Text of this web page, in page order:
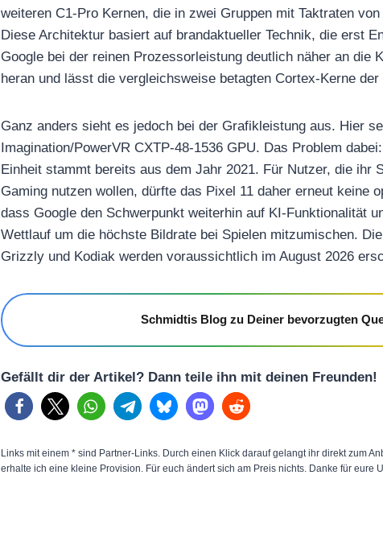
weiteren C1-Pro Kernen, die in zwei Gruppen mit Taktraten
Diese Architektur basiert auf brandaktueller Technik, die erst
Google bei der reinen Prozessorleistung deutlich näher an die
heran und lässt die vergleichsweise betagten Cortex-Kerne
Ganz anders sieht es jedoch bei der Grafikleistung aus. Hier
Imagination/PowerVR CXTP-48-1536 GPU. Das Problem
Einheit stammt bereits aus dem Jahr 2021. Für Nutzer, die ihr
Gaming nutzen wollen, dürfte das Pixel 11 daher erneut keine
dass Google den Schwerpunkt weiterhin auf KI-Funktionalität
Wettlauf um die höchste Bildrate bei Spielen mitzumischen.
Grizzly und Kodiak werden voraussichtlich im August 2026
Schmidtis Blog zu Deiner bevorzugten
Gefällt dir der Artikel? Dann teile ihn mit deinen Freunden!
Links mit einem * sind Partner-Links. Durch einen Klick darauf gelangt ihr direkt zum
erhalte ich eine kleine Provision. Für euch ändert sich am Preis nichts. Danke für eure